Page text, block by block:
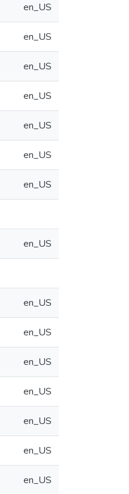
en_US
en_US
en_US
en_US
en_US
en_US
en_US
en_US
en_US
en_US
en_US
en_US
en_US
en_US
en_US